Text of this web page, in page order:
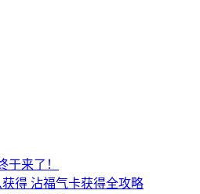
于来了！
得 沾福气卡获得全攻略